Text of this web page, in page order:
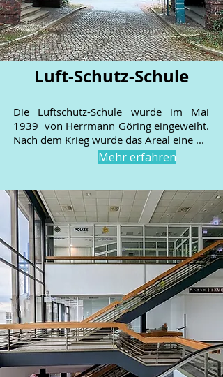
Luft-Schutz-Schule
Die Luftschutz-Schule wurde im Mai
1939 von Herrmann Göring eingeweiht.
Nach dem Krieg wurde das Areal eine ...
Mehr erfahren